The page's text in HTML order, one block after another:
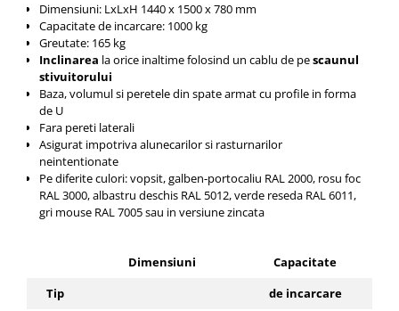
Dimensiuni: LxLxH 1440 x 1500 x 780 mm
Capacitate de incarcare: 1000 kg
Greutate: 165 kg
Inclinarea la orice inaltime folosind un cablu de pescaunul
stivuitorului
Baza, volumul si peretele din spate armat cu profile in forma
de U
Fara pereti laterali
Asigurat impotriva alunecarilor si rasturnarilor
neintentionate
Pe diferite culori: vopsit, galben-portocaliu RAL 2000, rosu foc
RAL 3000, albastru deschis RAL 5012, verde reseda RAL 6011,
gri mouse RAL 7005 sau in versiune zincata
Dimensiuni Capacitate
Tip
de incarcare